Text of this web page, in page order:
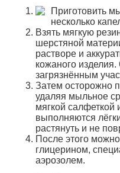
Приготовить
несколько
Взять мягкую
шерстяной
растворе и
кожаного
загрязнённым
Затем осторожно
удаляя мыльное
мягкой салфеткой
выполняются
растянуть и не
После этого
глицерином,
аэрозолем.